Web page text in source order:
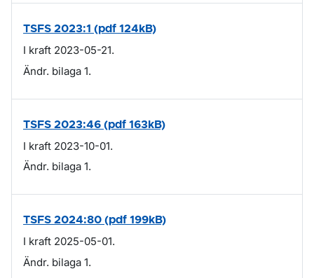
TSFS 2023:1 (pdf 124kB)
I kraft 2023-05-21.
Ändr. bilaga 1.
TSFS 2023:46 (pdf 163kB)
I kraft 2023-10-01.
Ändr. bilaga 1.
TSFS 2024:80 (pdf 199kB)
I kraft 2025-05-01.
Ändr. bilaga 1.